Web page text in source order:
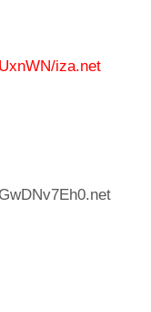
iza.net